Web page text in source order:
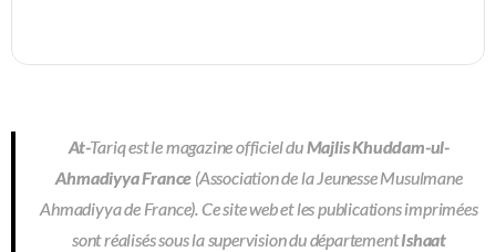
At-Tariq est le magazine officiel duMajlis Khuddam-ul-
Ahmadiyya France (Association de la Jeunesse Musulmane
Ahmadiyya de France). Ce site web et les publications imprimées
sont réalisés sous la supervision du départementIshaat